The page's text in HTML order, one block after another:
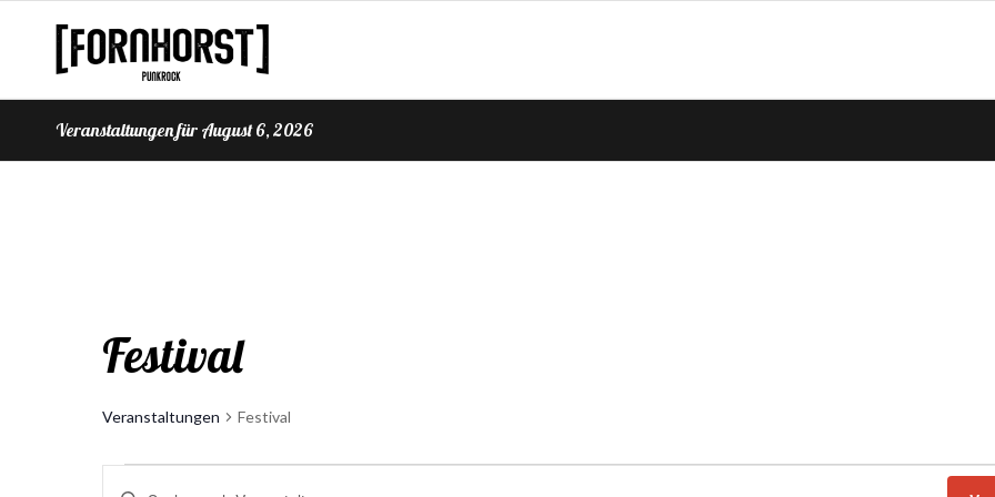
Veranstaltungen für August 6, 2026
Festival
Veranstaltungen Festival
Veranstaltungen
Bitte